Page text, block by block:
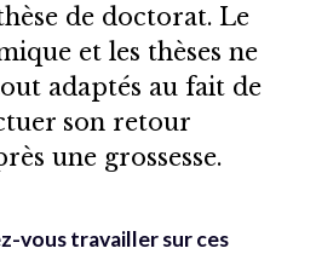
de doctorat. Le
et les thèses ne
adaptés au fait de
son retour
une grossesse.
vous travailler sur ces